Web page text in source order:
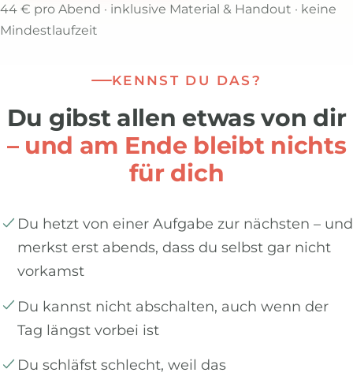
44 € pro Abend · inklusive Material & Handout · keine
Mindestlaufzeit
KENNST DU DAS?
Du gibst allen etwas von dir
– und am Ende bleibt nichts
für dich
Du hetzt von einer Aufgabe zur nächsten – und
merkst erst abends, dass du selbst gar nicht
vorkamst
Du kannst nicht abschalten, auch wenn der
Tag längst vorbei ist
Du schläfst schlecht, weil das